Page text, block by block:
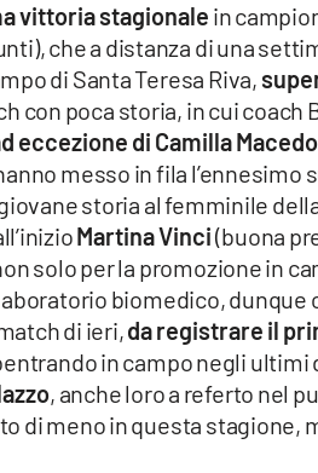
vittoria stagionale in
che a distanza di una
di Santa Teresa Riva,
con poca storia, in cui
eccezione di Camilla
messo in fila l’ennesimo
storia al femminile
Martina Vinci(buona
solo per la promozione in
biomedico, dunque
di ieri,da registrare il
in campo negli ultimi
, anche loro a referto nel
di meno in questa stagione,